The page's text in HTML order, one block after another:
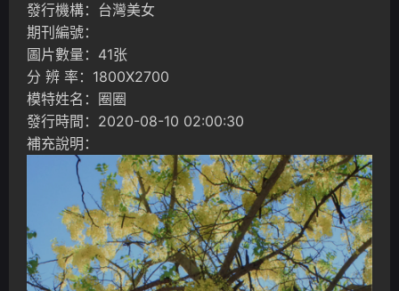
發行機構：台灣美女
期刊編號：
圖片數量：41张
分 辨 率：1800X2700
模特姓名：圈圈
發行時間：2020-08-10 02:00:30
補充說明：